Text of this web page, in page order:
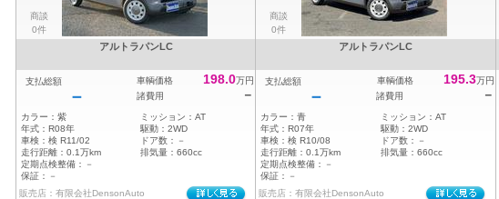
商談
0件
アルトラパンLC
支払総額
－
車輌価格 198.0万円
諸費用
－
カラー： 紫 ミッション： AT
年式： R08年 駆動： 2WD
車検： 検 R11/02 ドア数：
－
走行距離： 0.1万km 排気量： 660cc
定期点検整備：
－
保証：
－
販売店：有限会社DensonAuto
商談
0件
アルトラパンLC
支払総額
－
車輌価格 195.3万円
諸費用
－
カラー： 青 ミッション： AT
年式： R07年 駆動： 2WD
車検： 検 R10/08 ドア数：
－
走行距離： 0.1万km 排気量： 660cc
定期点検整備：
－
保証：
－
販売店：有限会社DensonAuto